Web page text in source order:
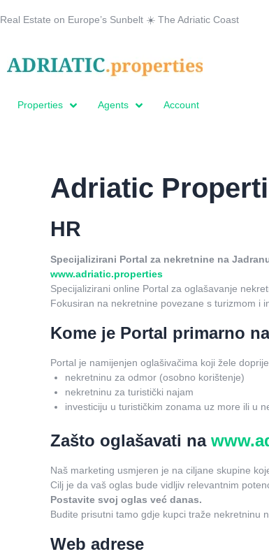
Real Estate on Europe’s Sunbelt ☀️ The Adriatic Coast
Properties Agents Account
Adriatic
HR
Specijalizirani Portal za nekretnine na
www.adriatic.properties
Specijalizirani online Portal za oglašavanje
Fokusiran na nekretnine povezane s turizmom i
Kome je Portal primarno
Portal je namijenjen oglašivačima koji žele
nekretninu za odmor (osobno korištenje)
nekretninu za turistički najam
investiciju u turističkim zonama uz more ili u
Zašto oglašavati na
Naš marketing usmjeren je na ciljane skupine
Cilj je da vaš oglas bude vidljiv relevantnim
Postavite svoj oglas već danas.
Budite prisutni tamo gdje kupci traže nekretninu
Web adrese